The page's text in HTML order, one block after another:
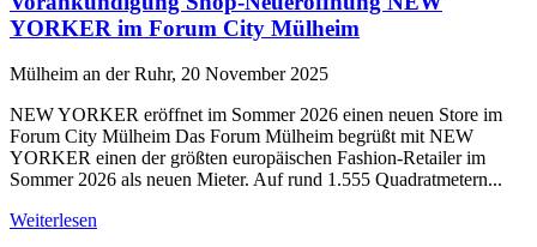
YORKER im Forum City Mülheim
Mülheim an der Ruhr, 20 November 2025
NEW YORKER eröffnet im Sommer 2026 einen neuen Store im
Forum City Mülheim Das Forum Mülheim begrüßt mit NEW
YORKER einen der größten europäischen Fashion-Retailer im
Sommer 2026 als neuen Mieter. Auf rund 1.555 Quadratmetern...
Weiterlesen